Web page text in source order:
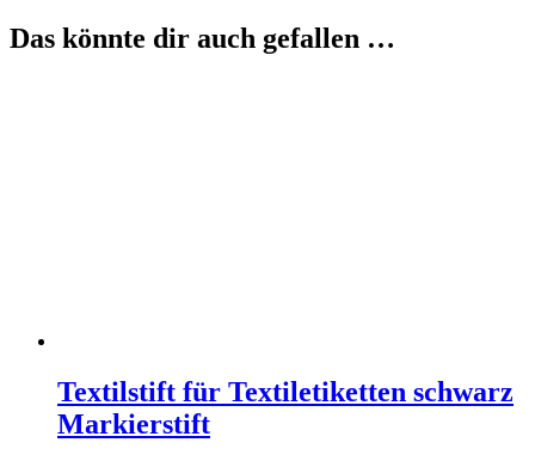
Das könnte dir auch gefallen …
Textilstift für Textiletiketten schwarz
Markierstift